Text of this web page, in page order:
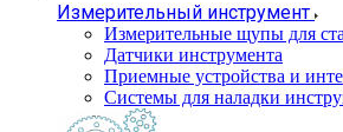
Измерительный инструмент
Измерительные щупы для
Датчики инструмента
Приемные устройства и
Системы для наладки